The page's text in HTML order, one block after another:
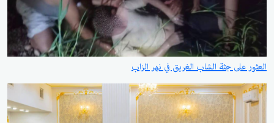
العثور على جثة الشاب الغريق في نهر الزاب